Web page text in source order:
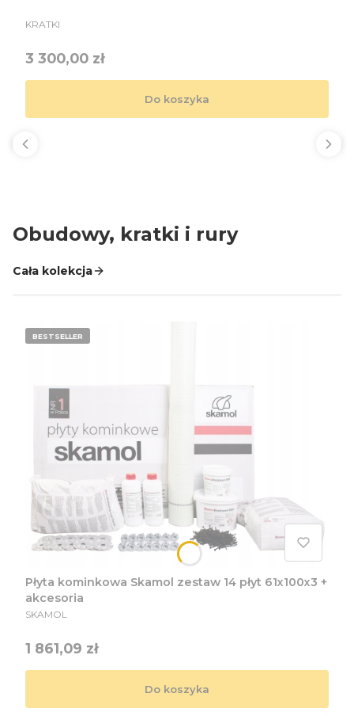
PRODUCENT
KRATKI
Cena
3 300,00 zł
Do koszyka
Obudowy, kratki i rury
Cała kolekcja
BESTSELLER
Płyta kominkowa Skamol zestaw 14 płyt 61x100x3 +
akcesoria
PRODUCENT
SKAMOL
Cena
1 861,09 zł
Do koszyka